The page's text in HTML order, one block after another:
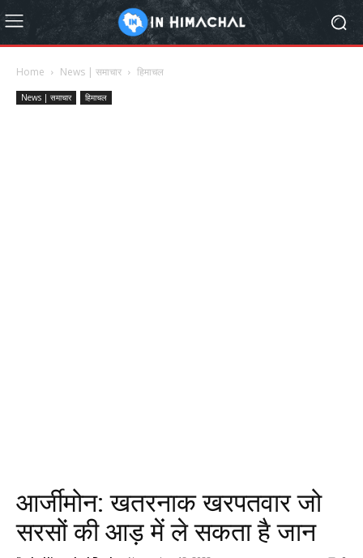
Home News | समाचार हिमाचल
News | समाचार हिमाचल
आर्जीमोन: खतरनाक खरपतवार जो
सरसों की आड़ में ले सकता है जान